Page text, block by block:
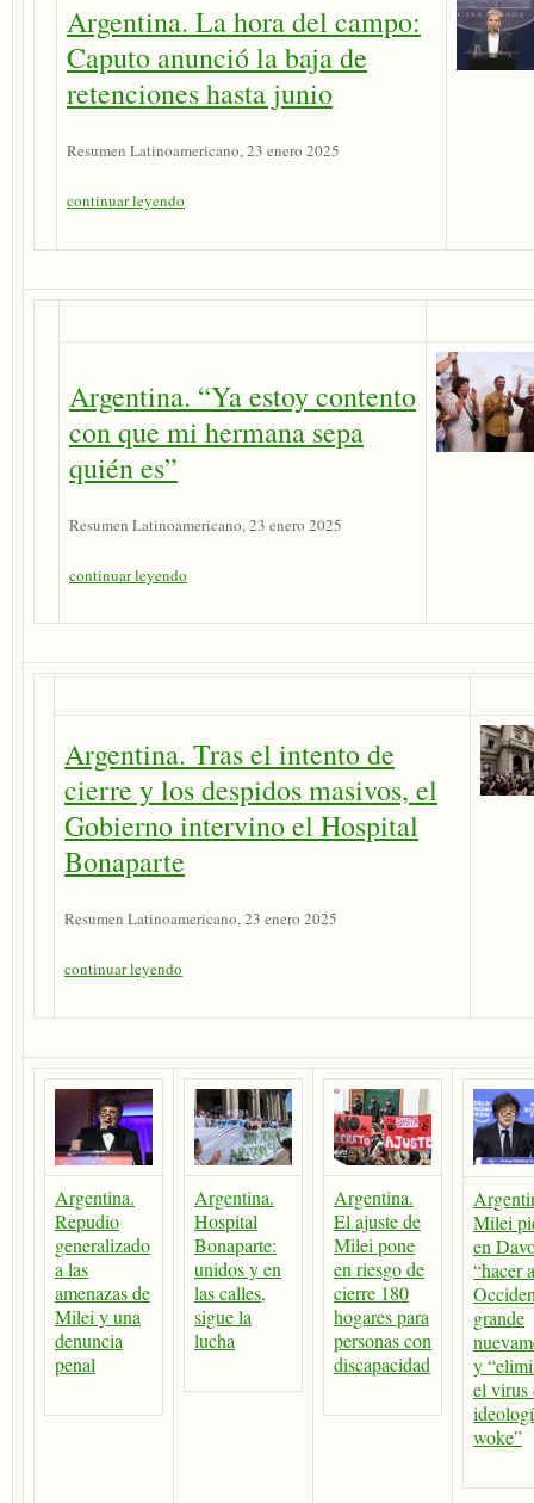
Argentina. La hora del campo:
Caputo anunció la baja de
retenciones hasta junio
Resumen Latinoamericano, 23 enero 2025
continuar leyendo
Argentina. “Ya estoy contento
con que mi hermana sepa
quién es”
Resumen Latinoamericano, 23 enero 2025
continuar leyendo
Argentina. Tras el intento de
cierre y los despidos masivos, el
Gobierno intervino el Hospital
Bonaparte
Resumen Latinoamericano, 23 enero 2025
continuar leyendo
Argentina.
Repudio
generalizado
a las
amenazas de
Milei y una
denuncia
penal
Argentina.
Hospital
Bonaparte:
unidos y en
las calles,
sigue la
lucha
Argentina.
El ajuste de
Milei pone
en riesgo de
cierre 180
hogares para
personas con
discapacidad
Milei
en
“hacer a
grande
y
el virus
woke”